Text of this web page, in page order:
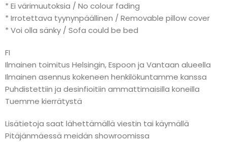
* Ei värimuutoksia / No colour fading
* Irrotettava tyynynpäällinen / Removable pillow cover
* Voi olla sänky / Sofa could be bed
FI
Ilmainen toimitus Helsingin, Espoon ja Vantaan alueella
Ilmainen asennus kokeneen henkilökuntamme kanssa
Puhdistettiin ja desinfioitiin ammattimaisilla koneilla
Tuemme kierrätystä
Lisätietoja saat lähettämällä viestin tai käymällä
Pitäjänmäessä meidän showroomissa